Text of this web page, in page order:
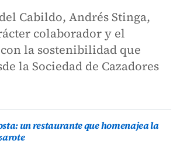
Cabildo, Andrés Stinga,
colaborador y el
la sostenibilidad que
la Sociedad de Cazadores
un restaurante que homenajea la